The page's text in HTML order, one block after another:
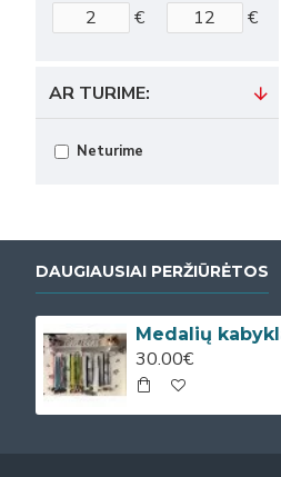
€ €
AR TURIME:
Neturime
DAUGIAUSIAI PERŽIŪRĖTOS
30.00€